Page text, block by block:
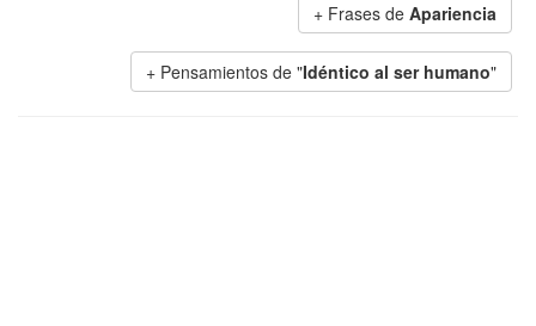
+ Frases de Apariencia
+ Pensamientos de "Idéntico al ser humano"